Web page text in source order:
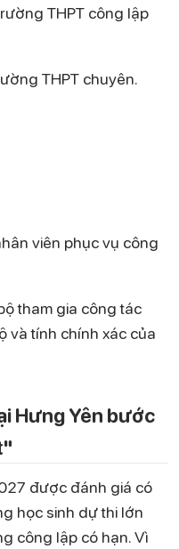
THPT công lập
THPT chuyên.
viên phục vụ công
tham gia công tác
và tính chính xác của
Hưng Yên bước
được đánh giá có
học sinh dự thi lớn
công lập có hạn. Vì